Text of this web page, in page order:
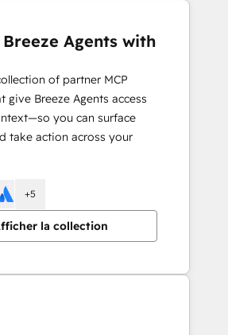
Agents with
of partner MCP
give Breeze Agents access
you can surface
take action across your
la collection
+5